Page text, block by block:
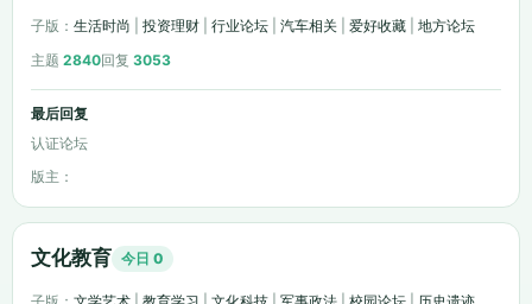
子版： 生活时尚 投资理财 行业论坛 汽车相关 爱好收藏
地方论坛
主题 2840回复 3053
最后回复
认证论坛
版主：
文化教育 今日 0